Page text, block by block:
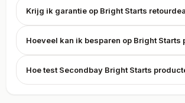
Krijg ik garantie op Bright Starts
Hoeveel kan ik besparen op Bright Starts
Hoe test Secondbay Bright Starts